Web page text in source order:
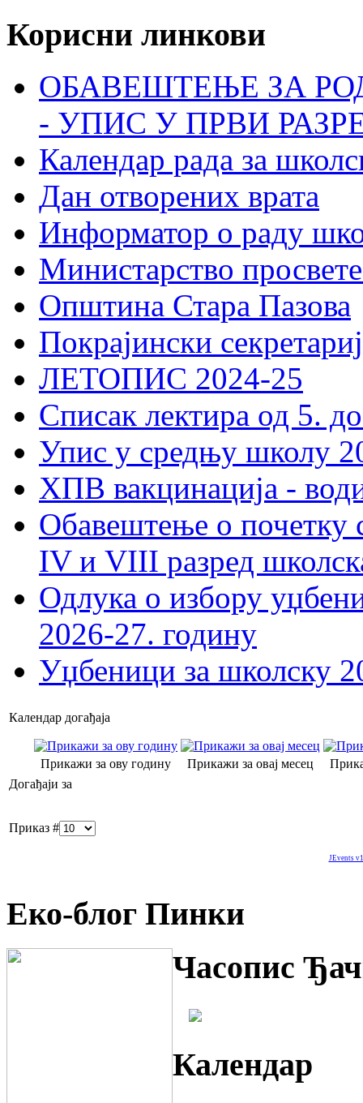
Корисни линкови
ОБАВЕШТЕЊЕ ЗА
- УПИС У ПРВИ
Календар рада за
Дан отворених врата
Информатор о раду
Министарство
Општина Стара Пазова
Покрајински
ЛЕТОПИС 2024-25
Списак лектира од 5.
Упис у средњу школу
ХПВ вакцинација -
Обавештење о почетку
IV и VIII разред
Одлука о избору
2026-27. годину
Уџбеници за школску
Календар догађаја
Прикажи за ову годину Прикажи за овај месец
Догађаји за
Приказ #
JEvents
Еко-блог Пинки
Часопис
Календар